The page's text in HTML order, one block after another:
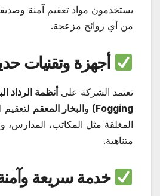
يستخدمون مواد تعقيم آمنة
من أي روائح مزعجة.
أجهزة وتقنيات
تعتمد الشركة على
Fogging)
والبخار المعقم لتعقيم
المغلقة مثل المكاتب، المدارس،
متناهية.
خدمة سريعة